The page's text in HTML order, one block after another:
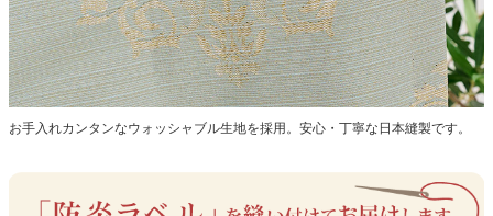
お手入れカンタンなウォッシャブル生地を採用。安心・丁寧な日本縫製です。